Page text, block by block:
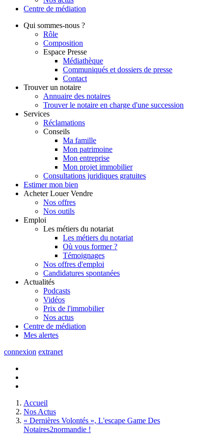
Centre de médiation
Qui sommes-nous ?
Rôle
Composition
Espace Presse
Médiathèque
Communiqués et dossiers de presse
Contact
Trouver un notaire
Annuaire des notaires
Trouver le notaire en charge d'une succession
Services
Réclamations
Conseils
Ma famille
Mon patrimoine
Mon entreprise
Mon projet immobilier
Consultations juridiques gratuites
Estimer mon bien
Acheter Louer Vendre
Nos offres
Nos outils
Emploi
Les métiers du notariat
Les métiers du notariat
Où vous former ?
Témoignages
Nos offres d'emploi
Candidatures spontanées
Actualités
Podcasts
Vidéos
Prix de l'immobilier
Nos actus
Centre de médiation
Mes alertes
connexion extranet
Accueil
Nos Actus
« Dernières Volontés », L'escape Game Des
Notaires2normandie !